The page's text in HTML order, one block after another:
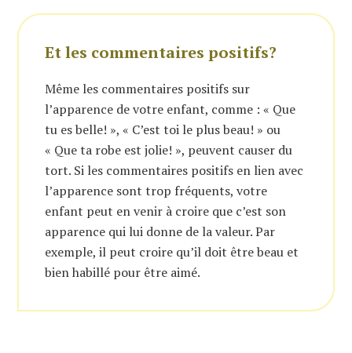
Et les commentaires positifs?
Même les commentaires positifs sur
l’apparence de votre enfant, comme : « Que
tu es belle! », « C’est toi le plus beau! » ou
« Que ta robe est jolie! », peuvent causer du
tort. Si les commentaires positifs en lien avec
l’apparence sont trop fréquents, votre
enfant peut en venir à croire que c’est son
apparence qui lui donne de la valeur. Par
exemple, il peut croire qu’il doit être beau et
bien habillé pour être aimé.